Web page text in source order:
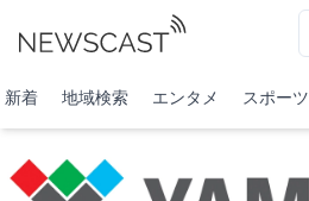
新着 地域検索 エンタメ スポーツ